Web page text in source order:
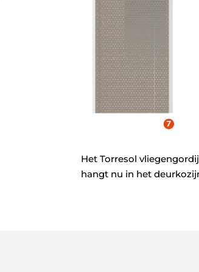
Het Torresol
hangt nu in het